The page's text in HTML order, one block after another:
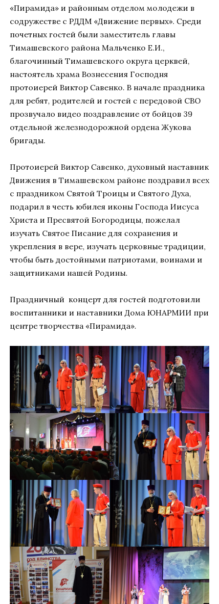
«Пирамида» и районным отделом молодежи в
содружестве с РДДМ «Движение первых». Среди
почетных гостей были заместитель главы
Тимашевского района Мальченко Е.И.,
благочинный Тимашевского округа церквей,
настоятель храма Вознесения Господня
протоиерей Виктор Савенко. В начале праздника
для ребят, родителей и гостей с передовой СВО
прозвучало видео поздравление от бойцов 39
отдельной железнодорожной ордена Жукова
бригады.
Протоиерей Виктор Савенко, духовный наставник
Движения в Тимашевском районе поздравил всех
с праздником Святой Троицы и Святого Духа,
подарил в честь юбилея иконы Господа Иисуса
Христа и Пресвятой Богородицы, пожелал
изучать Святое Писание для сохранения и
укрепления в вере, изучать церковные традиции,
чтобы быть достойными патриотами, воинами и
защитниками нашей Родины.
Праздничный концерт для гостей подготовили
воспитанники и наставники Дома ЮНАРМИИ при
центре творчества «Пирамида».